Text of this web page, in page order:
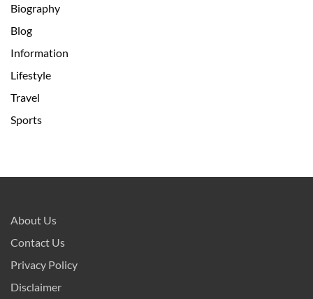
Biography
Blog
Information
Lifestyle
Travel
Sports
About Us
Contact Us
Privacy Policy
Disclaimer